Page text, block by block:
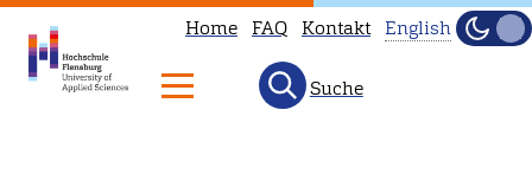
Home FAQ Kontakt English
Hell
Suche